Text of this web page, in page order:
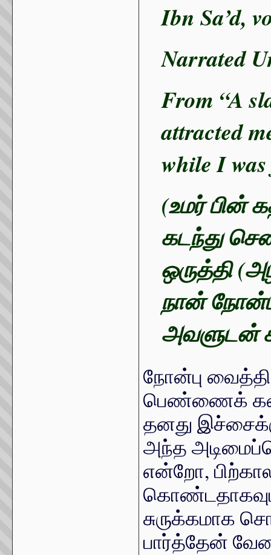
Ibn Sa’d,
Narrated
From “A
attracted
while I
(உமர் பின்
கடந்து
ஒருத்தி
நான்
அவளுடன்
நோன்பு
பெண்ணைக்
தனது
அந்த
என்றோ,
சுருக்கமாக
பார்த்தேன்